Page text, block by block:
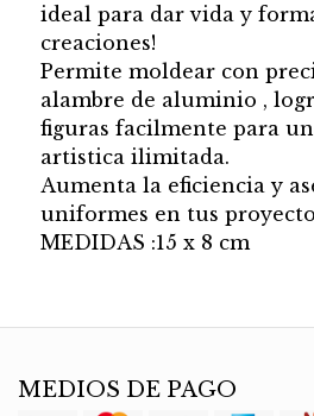
ideal para dar vida y
creaciones!
Permite moldear con
alambre de aluminio ,
figuras facilmente para
artistica ilimitada.
Aumenta la eficiencia y
uniformes en tus
MEDIDAS :15 x 8 cm
MEDIOS DE PAGO